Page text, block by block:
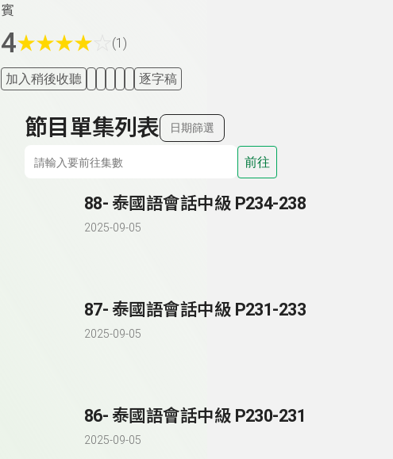
賓
4★★★★ (1)
加入稍後收聽 逐字稿
節目單集列表 日期篩選
前往
88- 泰國語會話中級 P234-238
2025-09-05
87- 泰國語會話中級 P231-233
2025-09-05
86- 泰國語會話中級 P230-231
2025-09-05